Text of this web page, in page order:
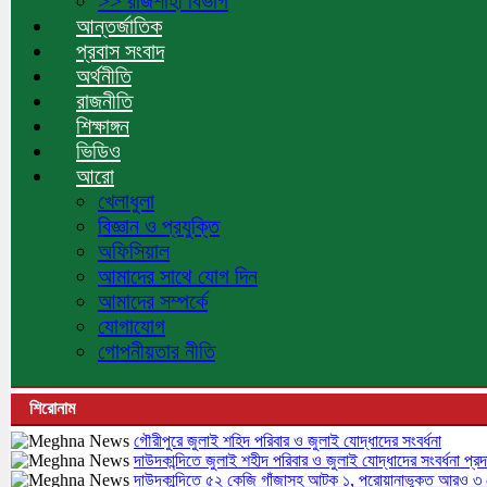
আন্তর্জাতিক
প্রবাস সংবাদ
অর্থনীতি
রাজনীতি
শিক্ষাঙ্গন
ভিডিও
আরো
খেলাধুলা
বিজ্ঞান ও প্রযুক্তি
অফিসিয়াল
আমাদের সাথে যোগ দিন
আমাদের সম্পর্কে
যোগাযোগ
গোপনীয়তার নীতি
শিরোনাম
গৌরীপুরে জুলাই শহিদ পরিবার ও জুলাই যোদ্ধাদের সংবর্ধনা
দাউদকান্দিতে জুলাই শহীদ পরিবার ও জুলাই যোদ্ধাদের সংবর্ধনা
দাউদকান্দিতে ৫২ কেজি গাঁজাসহ আটক ১, পরোয়ানাভুক্ত আরও ৩